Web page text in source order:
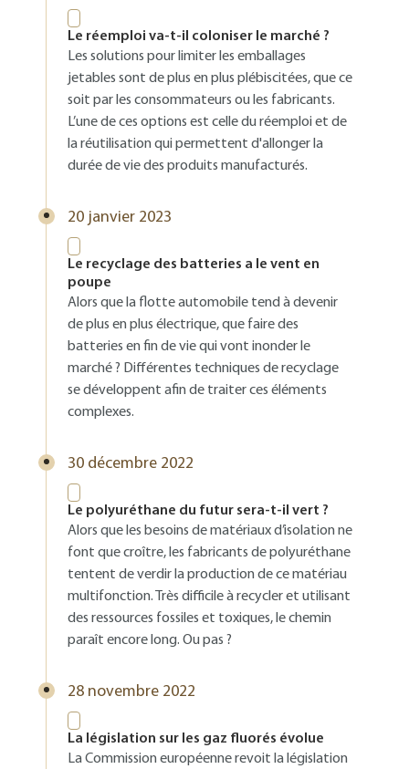
Le réemploi va-t-il coloniser le marché ?
Les solutions pour limiter les emballages
jetables sont de plus en plus plébiscitées, que ce
soit par les consommateurs ou les fabricants.
L’une de ces options est celle du réemploi et de
la réutilisation qui permettent d'allonger la
durée de vie des produits manufacturés.
20 janvier 2023
Le recyclage des batteries a le vent en
poupe
Alors que la flotte automobile tend à devenir
de plus en plus électrique, que faire des
batteries en fin de vie qui vont inonder le
marché ? Différentes techniques de recyclage
se développent afin de traiter ces éléments
complexes.
30 décembre 2022
Le polyuréthane du futur sera-t-il vert ?
Alors que les besoins de matériaux d’isolation ne
font que croître, les fabricants de polyuréthane
tentent de verdir la production de ce matériau
multifonction. Très difficile à recycler et utilisant
des ressources fossiles et toxiques, le chemin
paraît encore long. Ou pas ?
28 novembre 2022
La législation sur les gaz fluorés évolue
La Commission européenne revoit la législation